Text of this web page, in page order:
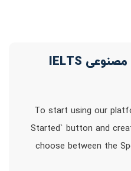
نحوه استفاده از هوش مصنوعی IELTS
To start using our
Started` button and
choose between the